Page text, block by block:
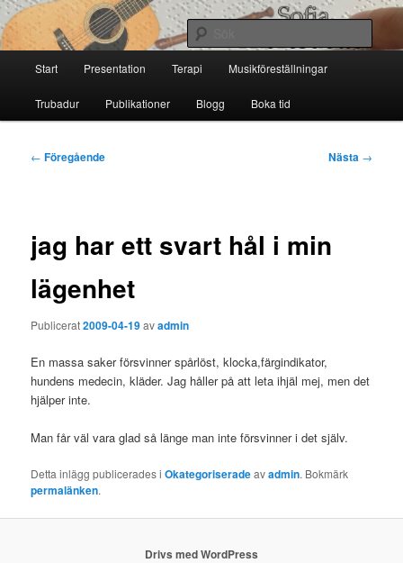
Hoppa
till
primärt
innehållSofia Thoresdotter
Start Presentation Terapi Musikföreställningar
Trubadur Publikationer Blogg Boka tid
Inläggsnavigering
← Föregående Nästa →
jag har ett svart hål i min
lägenhet
Publicerat2009-04-19avadmin
En massa saker försvinner spårlöst, klocka,färgindikator,
hundens medecin, kläder. Jag håller på att leta ihjäl mej, men det
hjälper inte.
Man får väl vara glad så länge man inte försvinner i det själv.
Detta inlägg publicerades iOkategoriseradeavadmin. Bokmärk
permalänken.
Drivs med WordPress